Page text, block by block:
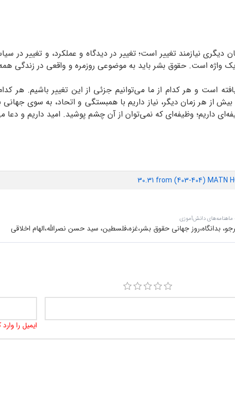
واژه است. حقوق بشر باید به موضوعی روزمره و واقعی در زندگی
است و هر کدام از ما می‌توانیم جزئی از این تغییر باشیم. هر
داریم؛ وظیفه‌ای که نمی‌توان از آن چشم پوشید. امید داریم
30.31 from (403-404) MATN
ماهنامه‌های دانش‌آموزی
بدانگاه،روز جهانی حقوق بشر،غزه،فلسطین، سید حسن نصرالله،الهام اخلاقی
ایمیل را وارد